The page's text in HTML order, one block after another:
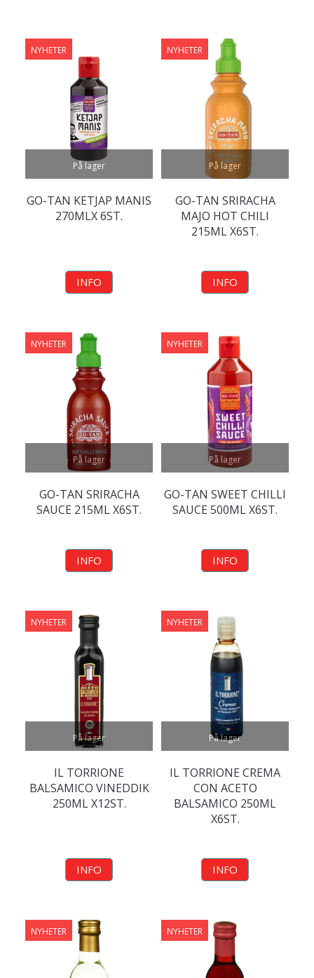
På lager
NYHETER
GO-TAN KETJAP MANIS
270MLX 6ST.
INFO
På lager
NYHETER
GO-TAN SRIRACHA
MAJO HOT CHILI
215ML X6ST.
INFO
På lager
NYHETER
GO-TAN SRIRACHA
SAUCE 215ML X6ST.
INFO
På lager
NYHETER
GO-TAN SWEET CHILLI
SAUCE 500ML X6ST.
INFO
På lager
NYHETER
IL TORRIONE
BALSAMICO VINEDDIK
250ML X12ST.
INFO
På lager
NYHETER
IL TORRIONE CREMA
CON ACETO
BALSAMICO 250ML
X6ST.
INFO
NYHETER NYHETER